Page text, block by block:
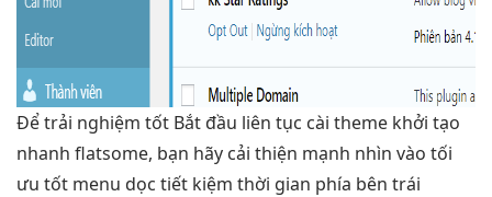
Đểtrải nghiệm tốt Bắt đầu liên tục cài theme khởi tạo
nhanh flatsome, bạn hãy cải thiện mạnh nhìn vào tối
ưu tốt menu dọc tiết kiệm thời gian phía bên trái